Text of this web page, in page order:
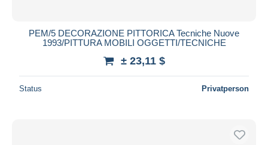
PEM/5 DECORAZIONE PITTORICA Tecniche Nuove
1993/PITTURA MOBILI OGGETTI/TECNICHE
± 23,11 $
Status Privatperson